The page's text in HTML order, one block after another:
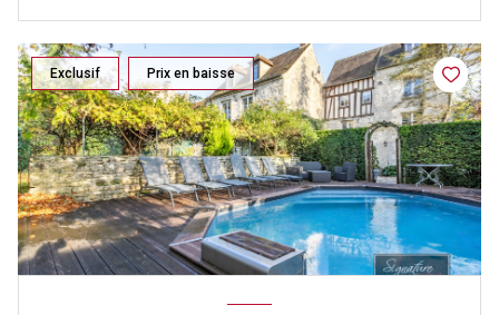
Exclusif Prix en baisse